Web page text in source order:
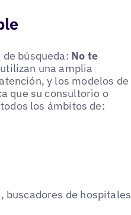
búsqueda: No te
una amplia
y los modelos de
que su consultorio o
los ámbitos de:
buscadores de hospitales